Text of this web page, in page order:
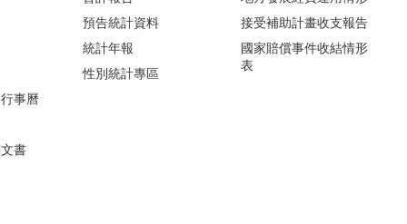
事曆
書
預告統計資料
統計年報
性別統計專區
接受補助計畫收支報告
國家賠償事件收結情形
表